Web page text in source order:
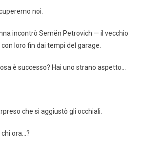
noi.
incontrò Semën Petrovich — il vecchio
loro fin dai tempi del garage.
è successo? Hai uno strano aspetto…
che si aggiustò gli occhiali.
ora…?